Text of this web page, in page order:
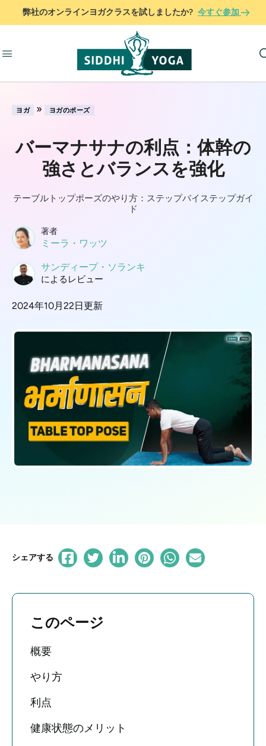
弊社のオンラインヨガクラスを試しましたか? 今すぐ参加
ヨガ » ヨガのポーズ
バーマナサナの利点：体幹の
強さとバランスを強化
テーブルトップポーズのやり方：ステップバイステップガイ
ド
著者
ミーラ・ワッツ
サンディープ・ソランキ
によるレビュー
2024年10月22日更新
シェアする
このページ
概要
やり方
利点
健康状態のメリット